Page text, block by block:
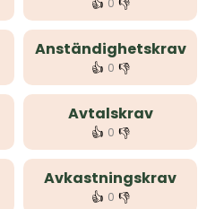
👍 0 👎
Anständighetskrav
👍 0 👎
Avtalskrav
👍 0 👎
Avkastningskrav
👍 0 👎